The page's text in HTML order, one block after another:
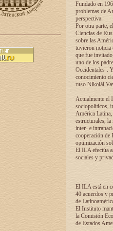
Fundado en
problemas de
perspectiva.
Por otra parte,
Ciencias de
sobre las
tuvieron noticia
que fue
uno de los
Occidentales¨.
conocimiento
ruso Nikolái
Actualmente el
sociopolíticos,
América Latina,
estructurales,
inter- e
cooperación de
optimización
El ILA efectúa
sociales y
El ILA está en
40 acuerdos y
de
El Instituto
la Comisión
de Estados